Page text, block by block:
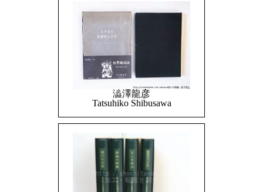
澁澤龍彦
Tatsuhiko Shibusawa